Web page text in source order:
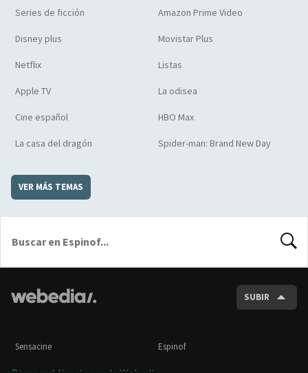
Series de ficción Amazon Prime Video
Disney plus Movistar Plus
Netflix Listas
Apple TV La odisea
Cine español HBO Max
La casa del dragón Spider-man: Brand New Day
VER MÁS TEMAS
SUBIR
Sensacine Espinof